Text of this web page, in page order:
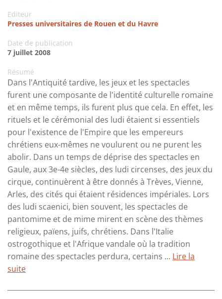
Editeur
Presses universitaires de Rouen et du Havre
Date de publication
7 juillet 2008
Résumé
Dans l'Antiquité tardive, les jeux et les spectacles
furent une composante de l'identité culturelle romaine
et en même temps, ils furent plus que cela. En effet, les
rituels et le cérémonial des ludi étaient si essentiels
pour l'existence de l'Empire que les empereurs
chrétiens eux-mêmes ne voulurent ou ne purent les
abolir. Dans un temps de déprise des spectacles en
Gaule, aux 3e-4e siècles, des ludi circenses, des jeux du
cirque, continuèrent à être donnés à Trèves, Vienne,
Arles, des cités qui étaient résidences impériales. Lors
des ludi scaenici, bien souvent, les spectacles de
pantomime et de mime mirent en scène des thèmes
religieux, païens, juifs, chrétiens. Dans l'Italie
ostrogothique et l'Afrique vandale où la tradition
romaine des spectacles perdura, certains ... Lire la
suite